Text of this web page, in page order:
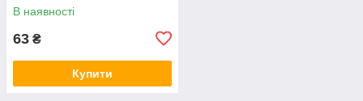
В наявності
63 ₴
Купити